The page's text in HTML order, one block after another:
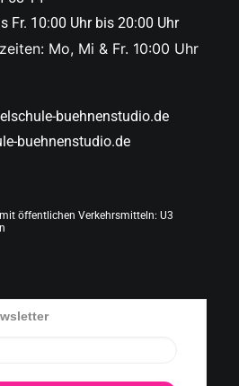
Fr. 10:00 Uhr bis 20:00 Uhr
Mo, Mi & Fr. 10:00 Uhr
buehnenstudio.de
buehnenstudio.de
öffentlichen Verkehrsmitteln: U3